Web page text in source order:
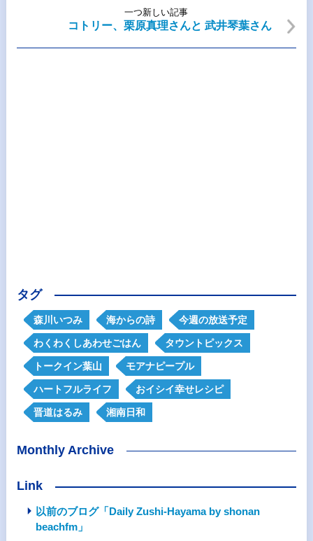
一つ新しい記事
コトリー、栗原真理さんと 武井琴葉さん
タグ
森川いつみ 海からの詩 今週の放送予定
わくわくしあわせごはん タウントピックス
トークイン葉山 モアナピープル
ハートフルライフ おイシイ幸せレシピ
晋道はるみ 湘南日和
Monthly Archive
Link
以前のブログ「Daily Zushi-Hayama by shonan
beachfm」